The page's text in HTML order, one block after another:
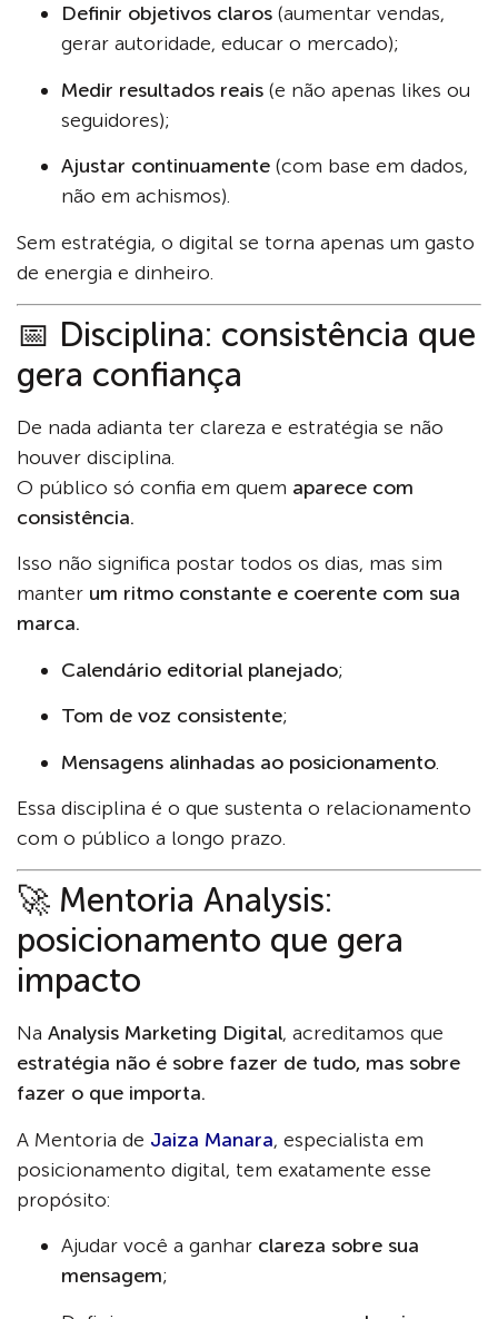
Definir objetivos claros (aumentar vendas,
gerar autoridade, educar o mercado);
Medir resultados reais (e não apenas likes ou
seguidores);
Ajustar continuamente (com base em dados,
não em achismos).
Sem estratégia, o digital se torna apenas um gasto
de energia e dinheiro.
📅 Disciplina: consistência que
gera confiança
De nada adianta ter clareza e estratégia se não
houver disciplina.
O público só confia em quem aparece com
consistência.
Isso não significa postar todos os dias, mas sim
manter um ritmo constante e coerente com sua
marca.
Calendário editorial planejado;
Tom de voz consistente;
Mensagens alinhadas ao posicionamento.
Essa disciplina é o que sustenta o relacionamento
com o público a longo prazo.
🚀 Mentoria Analysis:
posicionamento que gera
impacto
Na Analysis Marketing Digital, acreditamos que
estratégia não é sobre fazer de tudo, mas sobre
fazer o que importa.
A Mentoria de Jaiza Manara, especialista em
posicionamento digital, tem exatamente esse
propósito:
Ajudar você a ganhar clareza sobre sua
mensagem;